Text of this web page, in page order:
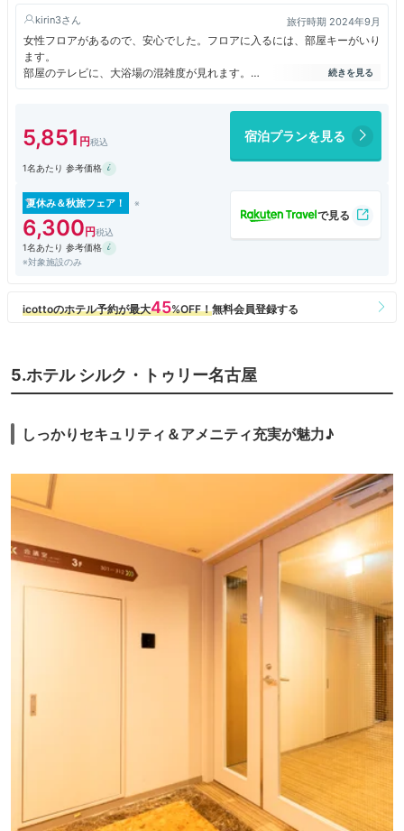
kirin3 旅行時期 2024年9月
女性フロアがあるので、安心でした。フロアに入るには、部屋キーがいり
ます。
部屋のテレビに、大浴場の混雑度が見れます。
フロントには、コーヒーマシーンがありました。部屋に持っていけます。
5,851 宿泊プランを見る
1名あたり 参考価格
夏休み＆秋旅フェア！
6,300
1名あたり 参考価格
※対象施設のみ
5.ホテル シルク・トゥリー名古屋
しっかりセキュリティ＆アメニティ充実が魅力♪